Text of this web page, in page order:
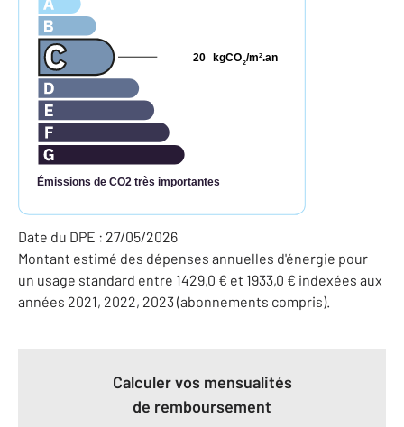
Émissions de CO2 très importantes
kgCO2/m2.an
20
Date du DPE : 27/05/2026
Montant estimé des dépenses annuelles d'énergie pour
un usage standard entre 1429,0 € et 1933,0 € indexées aux
années 2021, 2022, 2023 (abonnements compris).
Calculer vos mensualités
de remboursement